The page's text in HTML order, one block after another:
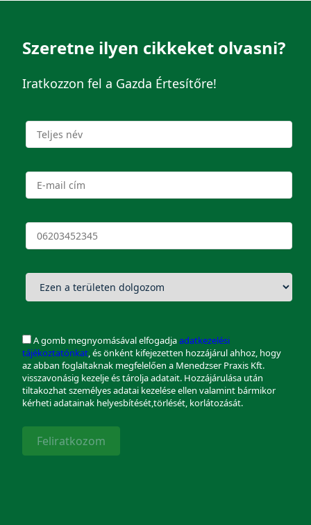
Szeretne ilyen cikkeket olvasni?
Iratkozzon fel a Gazda Értesítőre!
A gomb megnyomásával elfogadjaadatkezelési
tájékoztatónkat, és önként kifejezetten hozzájárul ahhoz, hogy
az abban foglaltaknak megfelelően a Menedzser Praxis Kft.
visszavonásig kezelje és tárolja adatait. Hozzájárulása után
tiltakozhat személyes adatai kezelése ellen valamint bármikor
kérheti adatainak helyesbítését,törlését, korlátozását.
Feliratkozom